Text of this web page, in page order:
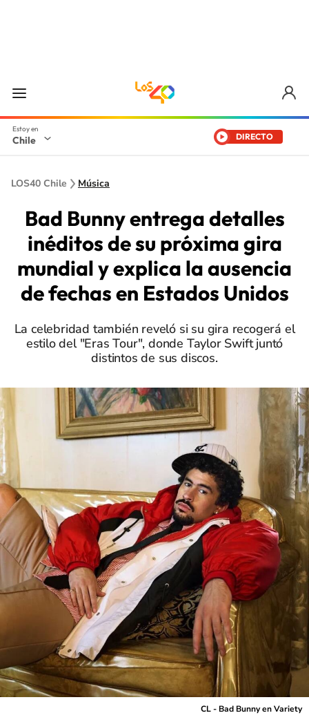
Chile DIRECTO
LOS40 Chile Música
Bad Bunny entrega detalles
inéditos de su próxima gira
mundial y explica la ausencia
de fechas en Estados Unidos
La celebridad también reveló si su gira recogerá el
estilo del "Eras Tour", donde Taylor Swift juntó
distintos de sus discos.
CL - Bad Bunny en Variety